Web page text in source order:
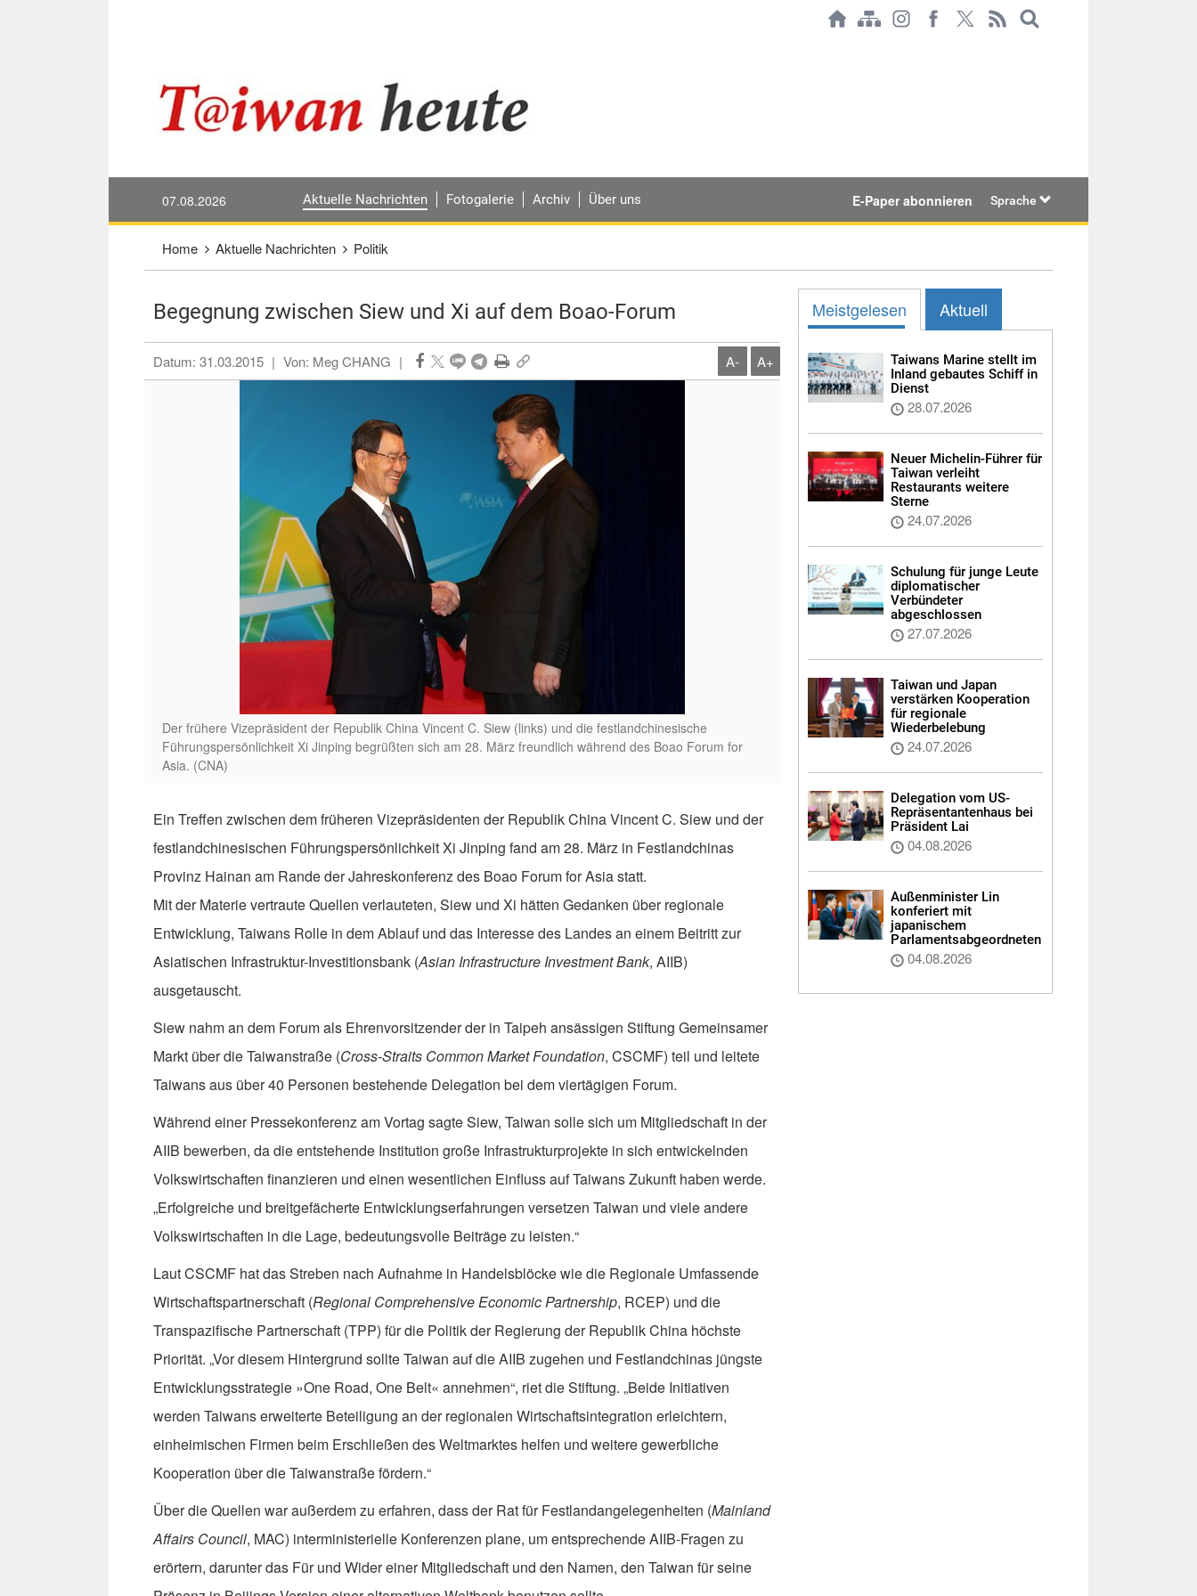
07.08.2026 Aktuelle Nachrichten Fotogalerie Archiv Über uns E-Paper abonnieren Sprache
Home Aktuelle Nachrichten Politik
Begegnung zwischen Siew und Xi auf dem Boao-Forum
Datum: 31.03.2015 | Von: Meg CHANG | A- A+
Der frühere Vizepräsident der Republik China Vincent C. Siew (links) und die festlandchinesische
Führungspersönlichkeit Xi Jinping begrüßten sich am 28. März freundlich während des Boao Forum for
Asia. (CNA)
Ein Treffen zwischen dem früheren Vizepräsidenten der Republik China Vincent C. Siew und der
festlandchinesischen Führungspersönlichkeit Xi Jinping fand am 28. März in Festlandchinas
Provinz Hainan am Rande der Jahreskonferenz des Boao Forum for Asia statt.
Mit der Materie vertraute Quellen verlauteten, Siew und Xi hätten Gedanken über regionale
Entwicklung, Taiwans Rolle in dem Ablauf und das Interesse des Landes an einem Beitritt zur
Asiatischen Infrastruktur-Investitionsbank (Asian Infrastructure Investment Bank, AIIB)
ausgetauscht.
Siew nahm an dem Forum als Ehrenvorsitzender der in Taipeh ansässigen Stiftung Gemeinsamer
Markt über die Taiwanstraße (Cross-Straits Common Market Foundation, CSCMF) teil und leitete
Taiwans aus über 40 Personen bestehende Delegation bei dem viertägigen Forum.
Während einer Pressekonferenz am Vortag sagte Siew, Taiwan solle sich um Mitgliedschaft in der
AIIB bewerben, da die entstehende Institution große Infrastrukturprojekte in sich entwickelnden
Volkswirtschaften finanzieren und einen wesentlichen Einfluss auf Taiwans Zukunft haben werde.
„Erfolgreiche und breitgefächerte Entwicklungserfahrungen versetzen Taiwan und viele andere
Volkswirtschaften in die Lage, bedeutungsvolle Beiträge zu leisten.“
Laut CSCMF hat das Streben nach Aufnahme in Handelsblöcke wie die Regionale Umfassende
Wirtschaftspartnerschaft (Regional Comprehensive Economic Partnership, RCEP) und die
Transpazifische Partnerschaft (TPP) für die Politik der Regierung der Republik China höchste
Priorität. „Vor diesem Hintergrund sollte Taiwan auf die AIIB zugehen und Festlandchinas jüngste
Entwicklungsstrategie »One Road, One Belt« annehmen“, riet die Stiftung. „Beide Initiativen
werden Taiwans erweiterte Beteiligung an der regionalen Wirtschaftsintegration erleichtern,
einheimischen Firmen beim Erschließen des Weltmarktes helfen und weitere gewerbliche
Kooperation über die Taiwanstraße fördern.“
Über die Quellen war außerdem zu erfahren, dass der Rat für Festlandangelegenheiten (Mainland
Affairs Council, MAC) interministerielle Konferenzen plane, um entsprechende AIIB-Fragen zu
erörtern, darunter das Für und Wider einer Mitgliedschaft und den Namen, den Taiwan für seine
Meistgelesen Aktuell
Taiwans Marine stellt im
Inland gebautes Schiff in
Dienst
28.07.2026
Neuer Michelin-Führer für
Taiwan verleiht
Restaurants weitere
Sterne
24.07.2026
Schulung für junge Leute
diplomatischer
Verbündeter
abgeschlossen
27.07.2026
Taiwan und Japan
verstärken Kooperation
für regionale
Wiederbelebung
24.07.2026
Delegation vom US-
Repräsentantenhaus bei
Präsident Lai
04.08.2026
Außenminister Lin
konferiert mit
japanischem
Parlamentsabgeordneten
04.08.2026